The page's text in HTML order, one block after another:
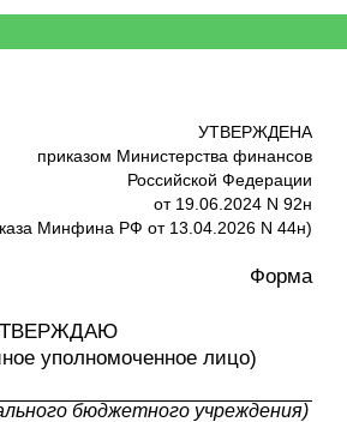
УТВЕРЖДЕНА
приказом Министерства финансов
Российской Федерации
от 19.06.2024 N 92н
Минфина РФ от 13.04.2026 N 44н)
Форма
уполномоченное лицо)
бюджетного учреждения)